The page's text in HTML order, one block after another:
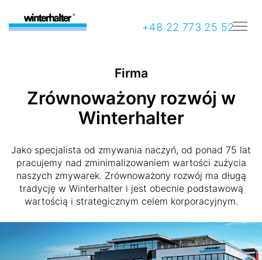
+48 22 773 25 52
Firma
Zrównoważony rozwój w
Winterhalter
Jako specjalista od zmywania naczyń, od ponad 75 lat
pracujemy nad zminimalizowaniem wartości zużycia
naszych zmywarek. Zrównoważony rozwój ma długą
tradycję w Winterhalter i jest obecnie podstawową
wartością i strategicznym celem korporacyjnym.